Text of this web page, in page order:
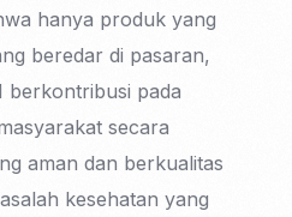
hanya produk yang
beredar di pasaran,
berkontribusi pada
secara
aman dan berkualitas
kesehatan yang